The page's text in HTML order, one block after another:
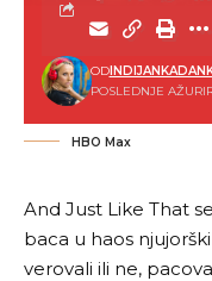
POSLEDNJE
OD
HBO Max
And Just Like That
baca u haos
verovali ili ne,